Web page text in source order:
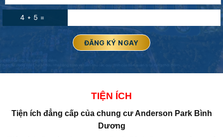
4 + 5 =
TIỆN ÍCH
Tiện ích đẳng cấp của chung cư Anderson Park Bình
Dương